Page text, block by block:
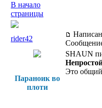
В начало
страницы
rider42
Параноик во
плоти
SHAUN
Это общий